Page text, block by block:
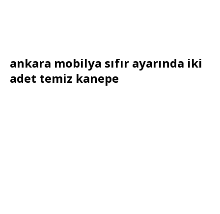
ankara mobilya sıfır ayarında iki
adet temiz kanepe